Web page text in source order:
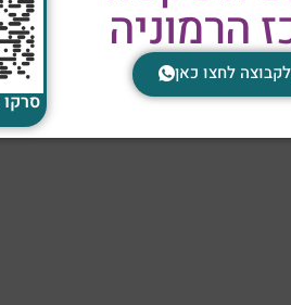
הרמוניה
לחצו כאן
סרקו